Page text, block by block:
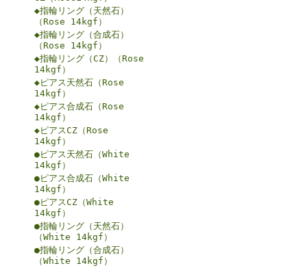
◆指輪リング（天然石）
（Rose 14kgf）
◆指輪リング（合成石）
（Rose 14kgf）
◆指輪リング（CZ）（Rose
14kgf）
◆ピアス天然石（Rose
14kgf）
◆ピアス合成石（Rose
14kgf）
◆ピアスCZ（Rose
14kgf）
●ピアス天然石（White
14kgf）
●ピアス合成石（White
14kgf）
●ピアスCZ（White
14kgf）
●指輪リング（天然石）
（White 14kgf）
●指輪リング（合成石）
（White 14kgf）